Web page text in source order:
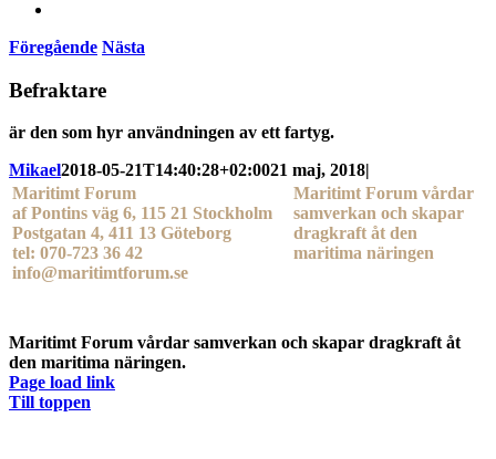
Föregående Nästa
Befraktare
är den som hyr användningen av ett fartyg.
Mikael2018-05-21T14:40:28+02:0021 maj, 2018|
Maritimt Forum
af Pontins väg 6, 115 21 Stockholm
Postgatan 4, 411 13 Göteborg
tel: 070-723 36 42
info@maritimtforum.se
Maritimt Forum vårdar
samverkan och skapar
dragkraft åt den
maritima näringen
Maritimt Forum vårdar samverkan och skapar dragkraft åt
den maritima näringen.
Page load link
Till toppen